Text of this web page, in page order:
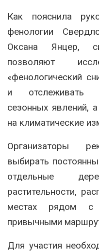
Как пояснила
фенологии
Оксана Янцер,
позволяют
«фенологический
и отслеживать
сезонных явлений,
на климатические
Организаторы
выбирать
отдельные
растительности,
местах рядом
привычными
Для участия